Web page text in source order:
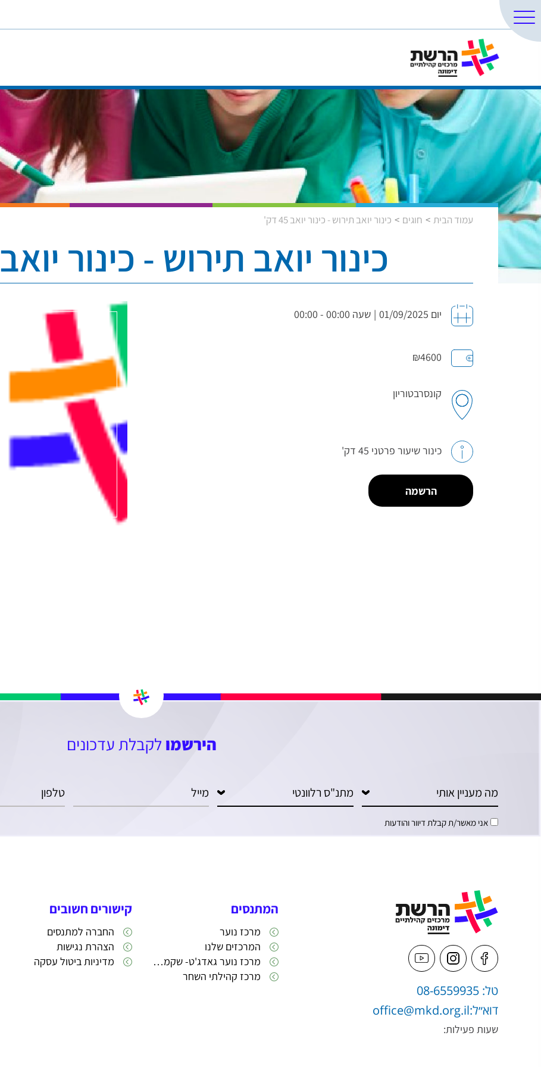
עמוד הבית חוגים כינור יואב תירוש - כינור יואב 45 דק'
כינור יואב תירוש - כינור יואב 45 דק'
יום 01/09/2025 | שעה 00:00 - 00:00
₪4600
קונסרבטוריון
כינור שיעור פרטני 45 דק'
הרשמה
הירשמו לקבלת עדכונים
אני מאשר/ת קבלת דיוור והודעות
טל: 08-6559935
דוא״ל:office@mkd.org.il
שעות פעילות:
המתנסים
מרכז נוער
המרכזים שלנו
מרכז נוער גאדג'ט- שקמה 22
מרכז קהילתי השחר
קישורים חשובים
החברה למתנסים
הצהרת נגישות
מדיניות ביטול עסקה